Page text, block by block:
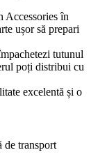
Accessories în
ușor să prepari
tutunul
poți distribui cu
excelentă și o
de transport